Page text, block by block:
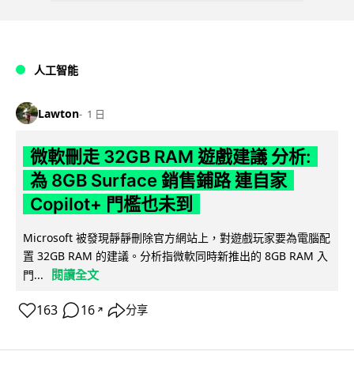
人工智能
Lawton 1 日
微軟刪走 32GB RAM 遊戲建議 分析:
為 8GB Surface 銷售鋪路 連自家
Copilot+ 門檻也未到
Microsoft 被發現靜靜刪除官方網站上，對遊戲玩家要為電腦配
置 32GB RAM 的建議。分析指微軟同時新推出的 8GB RAM 入
門...
閱讀全文
163 16 ↗ 分享